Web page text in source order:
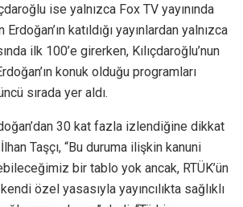
ise yalnızca Fox TV yayınında
Erdoğan’ın katıldığı yayınlardan yalnızca
ilk 100’e girerken, Kılıçdaroğlu’nun
konuk olduğu programları
sırada yer aldı.
30 kat fazla izlendiğine dikkat
Taşçı, “Bu duruma ilişkin kanuni
bir tablo yok ancak, RTÜK’ün
özel yasasıyla yayıncılıkta sağlıklı